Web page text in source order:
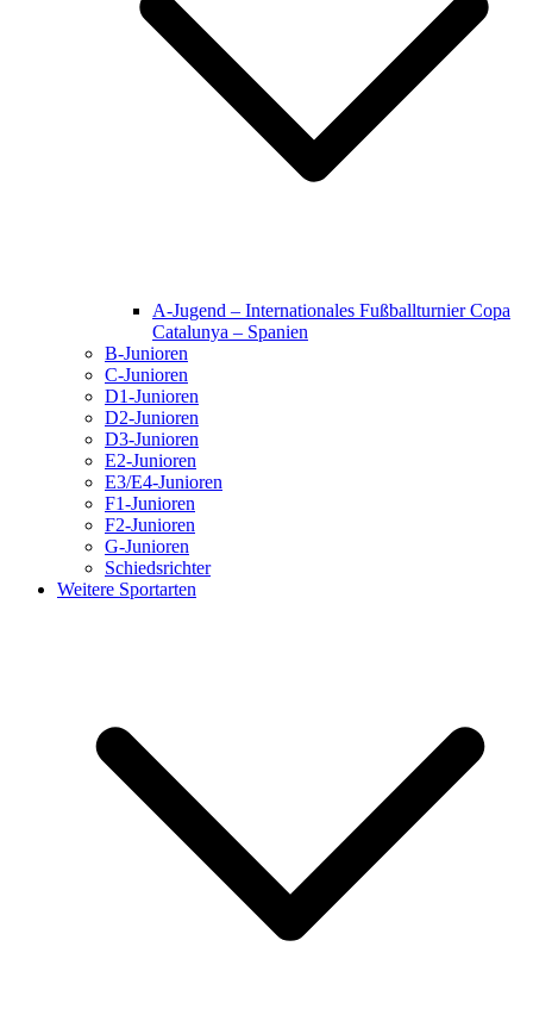
A-Jugend – Internationales Fußballturnier Copa
Catalunya – Spanien
B-Junioren
C-Junioren
D1-Junioren
D2-Junioren
D3-Junioren
E2-Junioren
E3/E4-Junioren
F1-Junioren
F2-Junioren
G-Junioren
Schiedsrichter
Weitere Sportarten